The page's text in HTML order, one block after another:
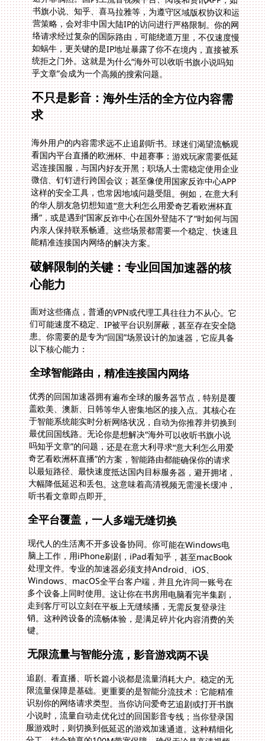
乎文章”会成为一个高频的搜索问题。
不只是影音：海外生活的全方位内容需
求
海外用户的内容需求远不止追剧听书。球迷们渴望流畅观
看国内平台直播的欧洲杯、中超赛事；游戏玩家需要低延
迟连接国服，与国内好友开黑；职场人士需稳定使用企业
微信、钉钉进行跨国会议；甚至像使用国家反诈中心APP
这样的安全工具，也常因地域问题受阻。例如，在意大利
的华人朋友急切想知道“意大利怎么用爱奇艺看欧洲杯直
播”，或是遇到“国家反诈中心在国外登陆不了”时如何与国
内亲人保持联系畅通。这些场景都需要一个稳定、快速且
能精准连接国内网络的解决方案。
破解限制的关键：专业回国加速器的核
心能力
面对这些痛点，普通的VPN或代理工具往往力不从心。它
们可能速度不稳定、IP被平台识别屏蔽，甚至存在安全隐
患。你需要的是专为“回国”场景设计的加速器，它应具备
以下核心能力：
全球智能路由，精准连接国内网络
优秀的回国加速器拥有遍布全球的服务器节点，特别是覆
盖欧美、澳新、日韩等华人密集地区的接入点。其核心在
于智能系统能实时分析网络状况，自动为你推荐并切换到
最优回国线路。无论你是想解决“海外可以收听书旗小说
吗知乎文章”的问题，还是在意大利寻求“意大利怎么用爱
奇艺看欧洲杯直播”的方案，智能路由都能确保你的请求
以最短路径、最快速度抵达国内目标服务器，避开拥堵，
大幅降低延迟和丢包。这意味着高清视频无需漫长缓冲，
听书看文章即点即开。
全平台覆盖，一人多端无缝切换
现代人的生活离不开多设备协同。你可能在Windows电
脑上工作，用iPhone刷剧，iPad看知乎，甚至macBook
处理文件。专业的加速器必须支持Android、iOS、
Windows、macOS全平台客户端，并且允许同一账号在
多个设备上同时使用。这让你在书房用电脑看完半集剧，
走到客厅可以立刻在平板上无缝续播，无需反复登录注
销。这种跨设备的流畅体验，是满足碎片化内容消费的关
键。
无限流量与智能分流，影音游戏两不误
追剧、看直播、听长篇小说都是流量消耗大户。稳定的无
限流量保障是基础。更重要的是智能分流技术：它能精准
识别你的网络请求类型。当你访问爱奇艺追剧或打开书旗
小说时，流量自动走优化过的回国影音专线；当你登录国
服游戏时，则切换到低延迟的游戏加速通道。这种精细化
分工，结合独享的100M带宽保障，确保无论是高清视频
还是对延迟敏感的游戏，都能获得极致流畅的体验。再也
不用担心看球赛直播卡在关键时刻，或者游戏团战时突然